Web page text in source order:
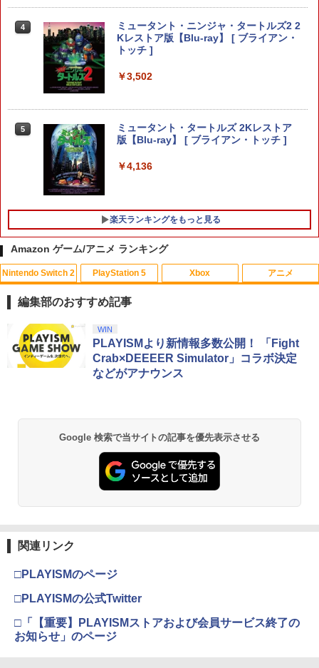
木の国のビアンカ・フローラ 【Switch
ゼルダの伝説 ブレス オブ ザ ワイルド
4
【楽天ブックス限定特典+特典】METAL
GEAR SOLID : MASTER COLLECTION
Vol.2 PS5版(2連アクリルキーホルダー
【特典】Beast of Reincarnation(【永
[Switch] Nintendo Switch Online + 追
イントまでご利用可
￥5,900
ソフト]
￥6,580
4
ミュータント・ニンジャ・タートルズ2 2
Kレストア版【Blu-ray】 [ ブライアン・
トッチ ]
￥3,502
5
ミュータント・タートルズ 2Kレストア
版【Blu-ray】 [ ブライアン・トッチ ]
￥4,136
楽天ランキングをもっと見る
Amazon ゲーム/アニメ ランキング
Nintendo Switch 2
1
コード版
￥5,832
スプラトゥーン レイダース -Switch2
4
ニンテンドープリペイド番号 9000円|オ
PlayStation 5
1
日本語専用 Console Language: Japan
ese only (CFI-2200B01)
￥55,000
Beast of Reincarnation -PS5 【特典】
プロダクトコード 封入
￥7,286
￥11,980
【純正品】DualSense ワイヤレスコン
Xbox
1
ラー + USB-C® ケーブル
￥8,300
【純正品】Xbox ワイヤレス コントロー
ラー (ロボット ホワイト)
￥7,681
【純正品】Xbox ワイヤレス コントロー
4
【純正品】Xbox 充電式バッテリー + US
アニメ
1
窩座再来 通常版 [Blu-ray]
￥3,982
劇場版「鬼滅の刃」無限城編 第一章 猗
窩座再来 通常版 [DVD]
￥3,523
り来たる！スタジオ描き下ろしイラスト
ボード付) [Blu-ray]
￥10,780
編集部のおすすめ記事
WIN
PLAYISMより新情報多数公開！ 「Fight
Crab×DEEEER Simulator」コラボ決定
などがアナウンス
Google 検索で当サイトの記事を優先表示させる
関連リンク
□PLAYISMのページ
□PLAYISMの公式Twitter
□「【重要】PLAYISMストアおよび会員サービス終了の
お知らせ」のページ